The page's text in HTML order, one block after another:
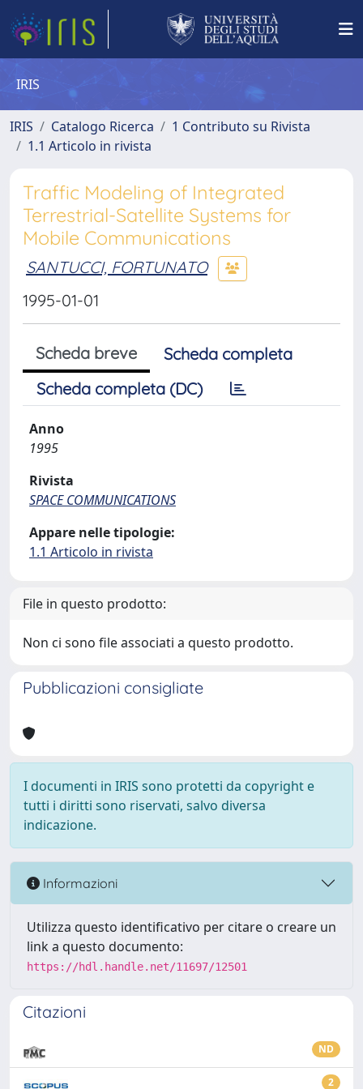
IRIS
IRIS Catalogo Ricerca
1 Contributo su Rivista
1.1 Articolo in rivista
Traffic Modeling of Integrated
Terrestrial-Satellite Systems for
Mobile Communications
SANTUCCI, FORTUNATO
1995-01-01
Scheda breve
Scheda completa
Scheda completa (DC)
Anno
1995
Rivista
SPACE COMMUNICATIONS
Appare nelle tipologie:
1.1 Articolo in rivista
File in questo prodotto:
Non ci sono file associati a questo prodotto.
Pubblicazioni consigliate
I documenti in IRIS sono protetti da copyright e
tutti i diritti sono riservati, salvo diversa
indicazione.
Informazioni
Utilizza questo identificativo per citare o creare un
link a questo documento:
https://hdl.handle.net/11697/12501
Citazioni
ND
2